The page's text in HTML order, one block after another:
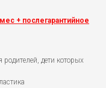
+ послегарантийное
дети которых